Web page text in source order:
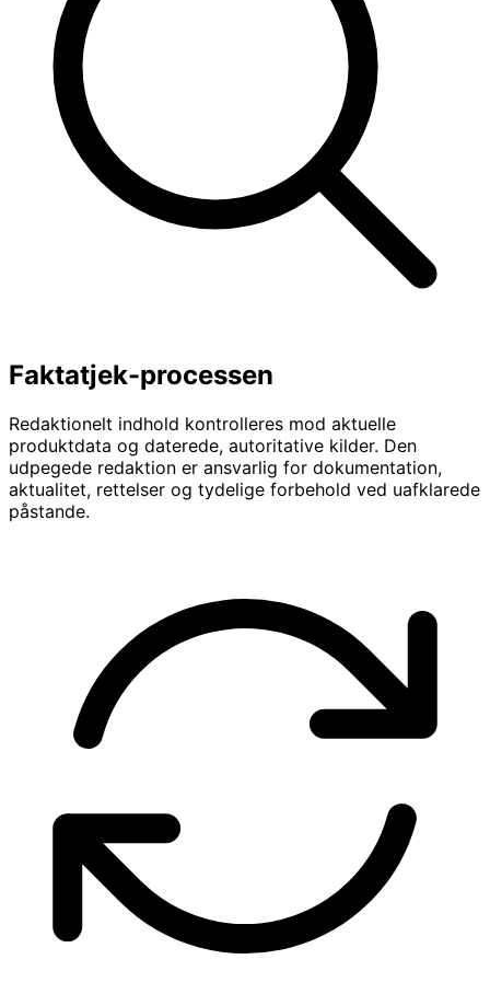
Faktatjek-processen
Redaktionelt indhold kontrolleres mod aktuelle
produktdata og daterede, autoritative kilder. Den
udpegede redaktion er ansvarlig for dokumentation,
aktualitet, rettelser og tydelige forbehold ved uafklarede
påstande.